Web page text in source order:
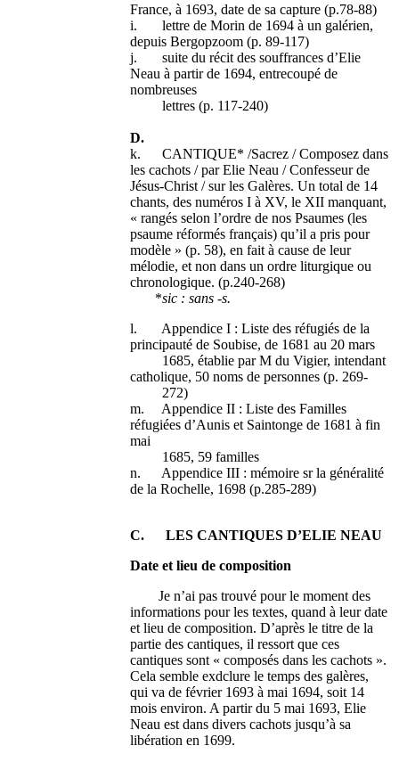
France, à 1693, date de sa capture (p.78-88)
i. lettre de Morin de 1694 à un galérien,
depuis Bergopzoom (p. 89-117)
j. suite du récit des souffrances d’Elie
Neau à partir de 1694, entrecoupé de
nombreuses
lettres (p. 117-240)
D.
k. CANTIQUE* /Sacrez / Composez dans
les cachots / par Elie Neau / Confesseur de
Jésus-Christ / sur les Galères. Un total de 14
chants, des numéros I à XV, le XII manquant,
« rangés selon l’ordre de nos Psaumes (les
psaume réformés français) qu’il a pris pour
modèle » (p. 58), en fait à cause de leur
mélodie, et non dans un ordre liturgique ou
chronologique. (p.240-268)
*sic : sans -s.
l. Appendice I : Liste des réfugiés de la
principauté de Soubise, de 1681 au 20 mars
1685, établie par M du Vigier, intendant
catholique, 50 noms de personnes (p. 269-
272)
m. Appendice II : Liste des Familles
réfugiées d’Aunis et Saintonge de 1681 à fin
mai
1685, 59 familles
n. Appendice III : mémoire sr la généralité
de la Rochelle, 1698 (p.285-289)
C. LES CANTIQUES D’ELIE NEAU
Date et lieu de composition
Je n’ai pas trouvé pour le moment des
informations pour les textes, quand à leur date
et lieu de composition. D’après le titre de la
partie des cantiques, il ressort que ces
cantiques sont « composés dans les cachots ».
Cela semble exdclure le temps des galères,
qui va de février 1693 à mai 1694, soit 14
mois environ. A partir du 5 mai 1693, Elie
Neau est dans divers cachots jusqu’à sa
libération en 1699.